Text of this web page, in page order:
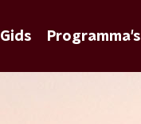
Gids Programma's